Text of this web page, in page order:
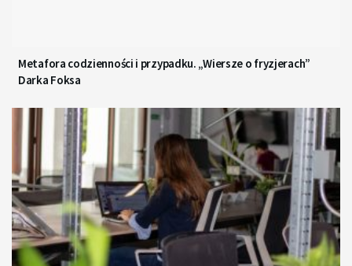
Metafora codzienności i przypadku. „Wiersze o fryzjerach”
Darka Foksa